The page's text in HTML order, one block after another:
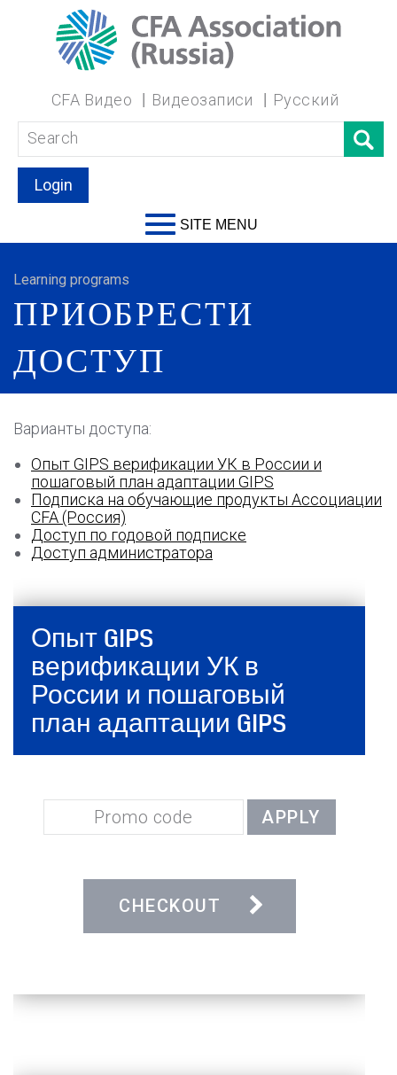
CFA Видео Видеозаписи Русский
Login
SITE MENU
Learning programs
ПРИОБРЕСТИ
ДОСТУП
Варианты доступа:
Опыт GIPS верификации УК в России и
пошаговый план адаптации GIPS
Подписка на обучающие продукты Ассоциации
CFA (Россия)
Доступ по годовой подписке
Доступ администратора